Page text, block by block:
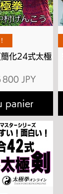
化24式太極
promotionnel
800 JPY
panier